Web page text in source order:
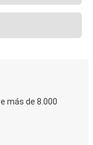
más de 8.000